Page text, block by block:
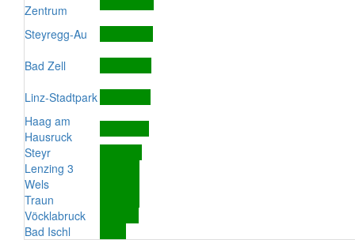
Zentrum
Steyregg-Au
Bad Zell
Linz-Stadtpark
Haag am
Hausruck
Steyr
Lenzing 3
Wels
Traun
Vöcklabruck
Bad Ischl